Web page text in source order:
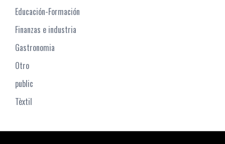
Educación-Formación
Finanzas e industria
Gastronomia
Otro
public
Tèxtil